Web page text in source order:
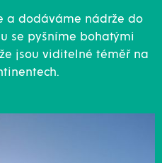
a dodáváme nádrže do
se pyšníme bohatými
jsou viditelné téměř na